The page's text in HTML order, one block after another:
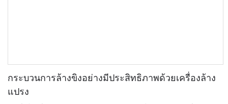
กระบวนการล้างขิงอย่างมีประสิทธิภาพด้วยเครื่องล้าง
แปรง